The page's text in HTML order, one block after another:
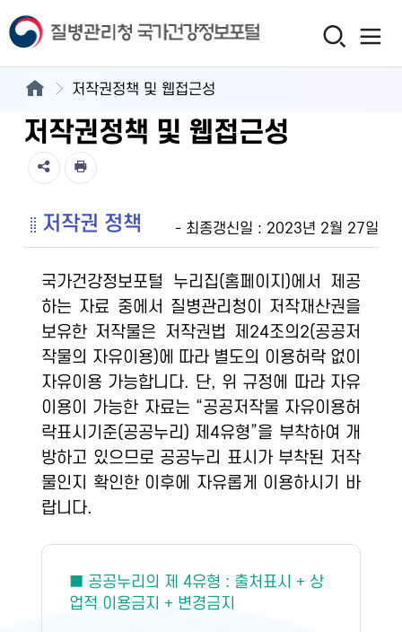
저작권정책 및 웹접근성
저작권정책 및 웹접근성
- 최종갱신일 : 2023년 2월 27일
저작권 정책
국가건강정보포털 누리집(홈페이지)에서 제공
하는 자료 중에서 질병관리청이 저작재산권을
보유한 저작물은 저작권법 제24조의2(공공저
작물의 자유이용)에 따라 별도의 이용허락 없이
자유이용 가능합니다. 단, 위 규정에 따라 자유
이용이 가능한 자료는 “공공저작물 자유이용허
락표시기준(공공누리) 제4유형”을 부착하여 개
방하고 있으므로 공공누리 표시가 부착된 저작
물인지 확인한 이후에 자유롭게 이용하시기 바
랍니다.
■ 공공누리의 제 4유형 : 출처표시 + 상
업적 이용금지 + 변경금지